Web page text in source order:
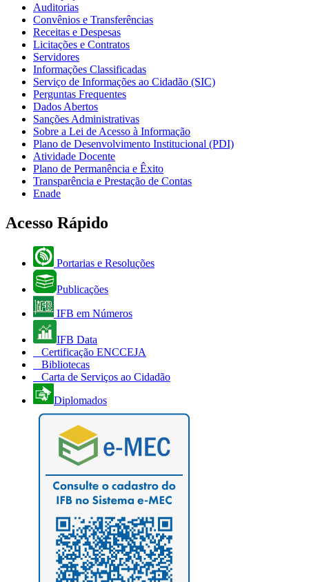
Auditorias
Convênios e Transferências
Receitas e Despesas
Licitações e Contratos
Servidores
Informações Classificadas
Serviço de Informações ao Cidadão (SIC)
Perguntas Frequentes
Dados Abertos
Sanções Administrativas
Sobre a Lei de Acesso à Informação
Plano de Desenvolvimento Institucional (PDI)
Atividade Docente
Plano de Permanência e Êxito
Transparência e Prestação de Contas
Enade
Acesso Rápido
Portarias e Resoluções
Publicações
IFB em Números
IFB Data
Certificação ENCCEJA
Bibliotecas
Carta de Serviços ao Cidadão
Diplomados